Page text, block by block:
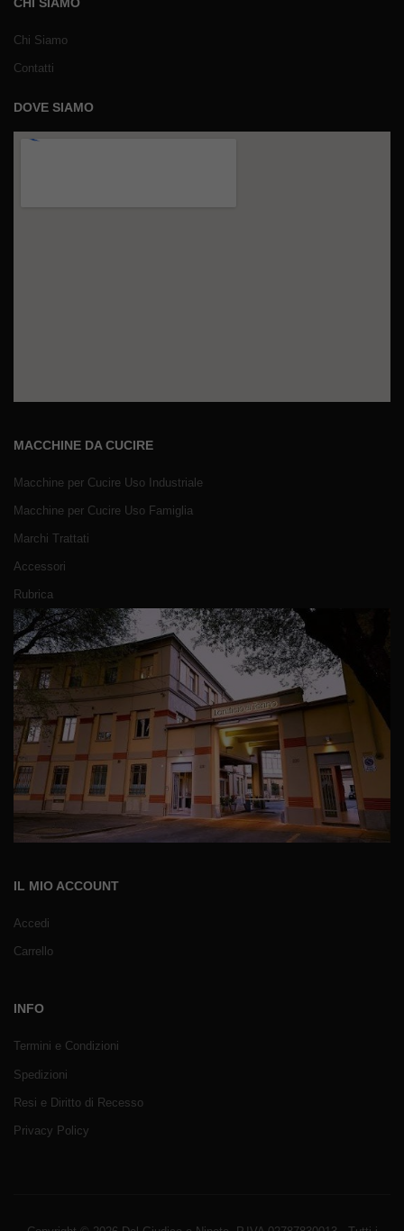
Chi Siamo
Contatti
DOVE SIAMO
MACCHINE DA CUCIRE
Macchine per Cucire Uso Industriale
Macchine per Cucire Uso Famiglia
Marchi Trattati
Accessori
Rubrica
IL MIO ACCOUNT
Accedi
Carrello
INFO
Termini e Condizioni
Spedizioni
Resi e Diritto di Recesso
Privacy Policy